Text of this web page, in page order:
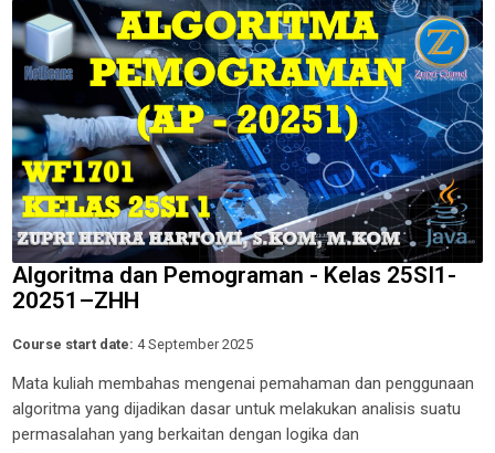
Algoritma dan Pemograman - Kelas 25SI1-
20251–ZHH
Course start date: 4 September 2025
Mata kuliah membahas mengenai pemahaman dan penggunaan
algoritma yang dijadikan dasar untuk melakukan analisis suatu
permasalahan yang berkaitan dengan logika dan